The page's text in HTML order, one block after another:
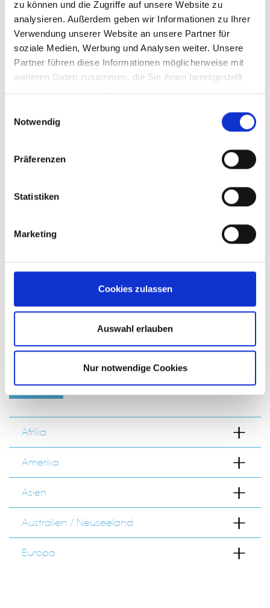
zu können und die Zugriffe auf unsere Website zu
analysieren. Außerdem geben wir Informationen zu Ihrer
Verwendung unserer Website an unsere Partner für
soziale Medien, Werbung und Analysen weiter. Unsere
Partner führen diese Informationen möglicherweise mit
weiteren Daten zusammen, die Sie ihnen bereitgestellt
haben oder die sie im Rahmen Ihrer Nutzung der Dienste
Notwendig
Präferenzen
Statistiken
Marketing
Cookies zulassen
Auswahl erlauben
Nur notwendige Cookies
PLZ/Ort*
Land
Telefon
Ich willige ein, dass meine Daten zum vorstehend
genannten Zweck erhoben und verarbeitet werden.
Die Einwilligung kann ich jederzeit für die Zukunft
ADRESSEN
Afrika
Amerika
Asien
Australien / Neuseeland
Europa